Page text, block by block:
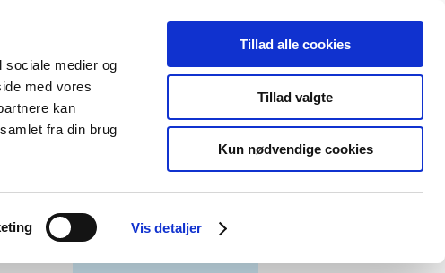
sociale medier og
med vores
kan
fra din brug
Vis detaljer
Tillad alle cookies
Tillad valgte
Kun nødvendige cookies
Udgivelser
Medicinsk
Særlige
produktområder